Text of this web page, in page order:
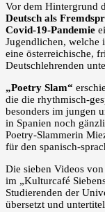
Vor dem Hintergrund
Deutsch als
Covid-19-Pandemie
Jugendlichen, welche
eine österreichische,
Deutschlehrenden
„Poetry Slam“
die die rhythmisch-
besonders im jungen
in Spanien noch
Poetry-Slammerin
für den spanisch-
Die sieben Videos
im „Kulturcafé
Studierenden der
übersetzt und